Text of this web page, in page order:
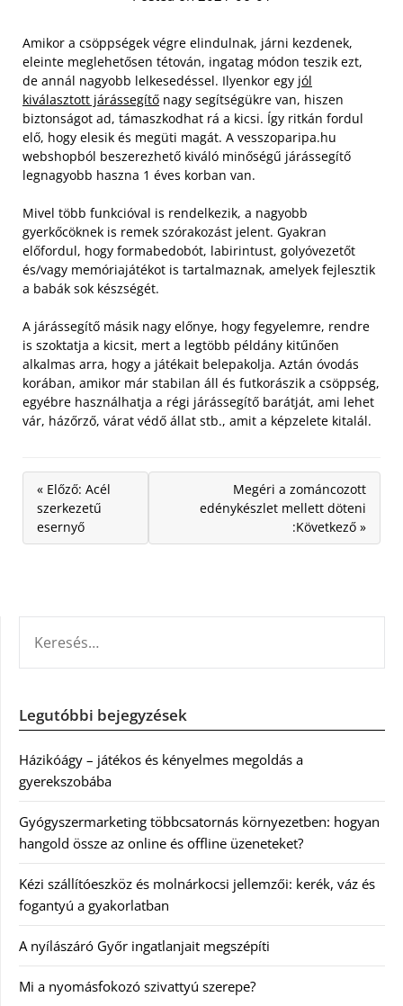
Amikor a csöppségek végre elindulnak, járni kezdenek,
eleinte meglehetősen tétován, ingatag módon teszik ezt,
de annál nagyobb lelkesedéssel. Ilyenkor egy jól
kiválasztott járássegítő nagy segítségükre van, hiszen
biztonságot ad, támaszkodhat rá a kicsi. Így ritkán fordul
elő, hogy elesik és megüti magát. A vesszoparipa.hu
webshopból beszerezhető kiváló minőségű járássegítő
legnagyobb haszna 1 éves korban van.
Mivel több funkcióval is rendelkezik, a nagyobb
gyerkőcöknek is remek szórakozást jelent. Gyakran
előfordul, hogy formabedobót, labirintust, golyóvezetőt
és/vagy memóriajátékot is tartalmaznak, amelyek fejlesztik
a babák sok készségét.
A járássegítő másik nagy előnye, hogy fegyelemre, rendre
is szoktatja a kicsit, mert a legtöbb példány kitűnően
alkalmas arra, hogy a játékait belepakolja. Aztán óvodás
korában, amikor már stabilan áll és futkorászik a csöppség,
egyébre használhatja a régi járássegítő barátját, ami lehet
vár, házőrző, várat védő állat stb., amit a képzelete kitalál.
« Előző: Acél
szerkezetű
esernyő
Megéri a zománcozott
edénykészlet mellett döteni
:Következő »
Legutóbbi bejegyzések
Házikóágy – játékos és kényelmes megoldás a
gyerekszobába
Gyógyszermarketing többcsatornás környezetben: hogyan
hangold össze az online és offline üzeneteket?
Kézi szállítóeszköz és molnárkocsi jellemzői: kerék, váz és
fogantyú a gyakorlatban
A nyílászáró Győr ingatlanjait megszépíti
Mi a nyomásfokozó szivattyú szerepe?